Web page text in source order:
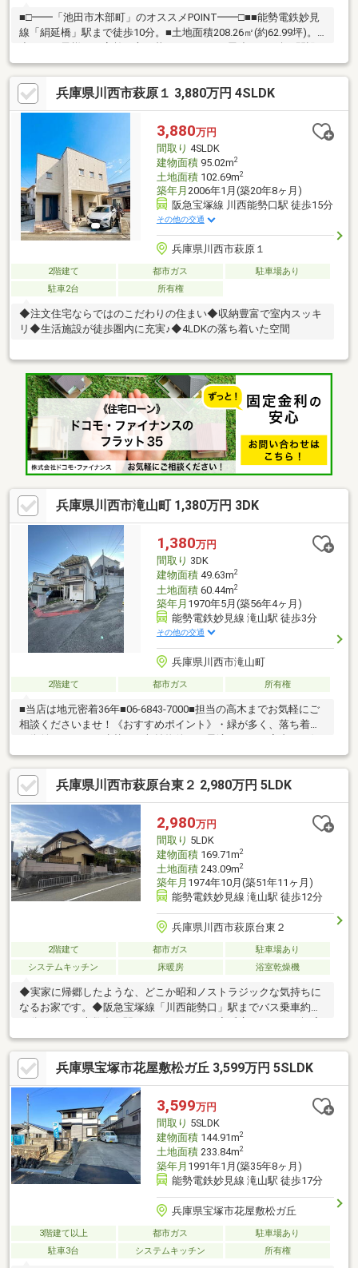
■□━━「池田市木部町」のオススメPOINT━━□■■能勢電鉄妙見
線「絹延橋」駅まで徒歩10分。■土地面積208.26㎡(約62.99坪)。■
計の和室が5部屋備わっています。 ■和室4部屋は押入付き。 寝
具のほか、衣類なども収納できます。■洋室は2面採光&約8.0帖の
広さ。 独立性が高く、ワークスペース兼主寝室としても◎■家
庭菜園やガーデニングを楽しめる庭付き。■事務所兼住宅や教
室、アトリエなどとしても使えます。■周辺環境・ジャパン池田
木部店 徒歩2分(約110m)・ファミリーマート池田木部町店 徒
歩9分(約650m)
兵庫県川西市萩原１ 3,880万円 4SLDK
3,880万円
間取り 4SLDK
建物面積95.02m2
土地面積102.69m2
築年月 2006年1月(築20年8ヶ月)
阪急宝塚線 川西能勢口駅 徒歩15分
その他の交通
兵庫県川西市萩原１
2階建て 都市ガス
駐車場あり
駐車2台
所有権
◆注文住宅ならではのこだわりの住まい◆収納豊富で室内スッキ
リ◆生活施設が徒歩圏内に充実♪◆4LDKの落ち着いた空間
兵庫県川西市滝山町 1,380万円 3DK
1,380万円
間取り 3DK
建物面積49.63m2
土地面積60.44m2
築年月 1970年5月(築56年4ヶ月)
能勢電鉄妙見線 滝山駅 徒歩3分
その他の交通
兵庫県川西市滝山町
2階建て 都市ガス 所有権
■当店は地元密着36年■06-6843-7000■担当の高木までお気軽にご
相談くださいませ！《おすすめポイント》・緑が多く、落ち着い
みにリフォームいかがでしょうか？
兵庫県川西市萩原台東２ 2,980万円 5LDK
2,980万円
間取り 5LDK
建物面積169.71m2
土地面積243.09m2
築年月 1974年10月(築51年11ヶ月)
能勢電鉄妙見線 滝山駅 徒歩12分
兵庫県川西市萩原台東２
2階建て 都市ガス
駐車場あり
システムキッチン
床暖房 浴室乾燥機
◆実家に帰郷したような、どこか昭和ノストラジックな気持ちに
なるお家です。◆阪急宝塚線「川西能勢口」駅までバス乗車約１
各部屋広々ゆとりの５LDK＋収納庫付き！建物は全て本間サイズ
にて一回り大きなお家です◆室内設備（キッチン、トイレ、浴室
等）入れ替え、廊下や室内はフローリング張替え◆1階8畳和室に
は床暖房、浴室には浴室乾燥機付き◆土地間口広々約１５ｍ、ほ
ぼ正方形な整形地、建物2階からは眺望あり◆建物築年数は古い
ですが、外装内装共に要所要所手を加えており大変丁寧にお住ま
いです◆暫くお住まいになり、今後の新築建替え用地として
兵庫県宝塚市花屋敷松ガ丘 3,599万円 5SLDK
3,599万円
間取り 5SLDK
建物面積144.91m2
土地面積233.84m2
築年月 1991年1月(築35年8ヶ月)
能勢電鉄妙見線 滝山駅 徒歩17分
兵庫県宝塚市花屋敷松ガ丘
3階建て以上 都市ガス
駐車場あり
駐車3台
システムキッチン 所有権